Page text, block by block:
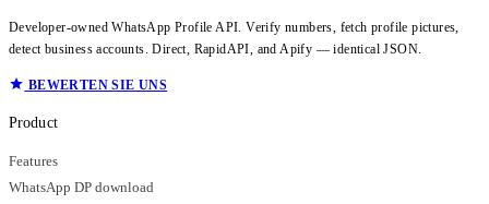
Developer-owned WhatsApp Profile API. Verify numbers, fetch profile pictures,
detect business accounts. Direct, RapidAPI, and Apify — identical JSON.
BEWERTEN SIE UNS
Product
Features
WhatsApp DP download